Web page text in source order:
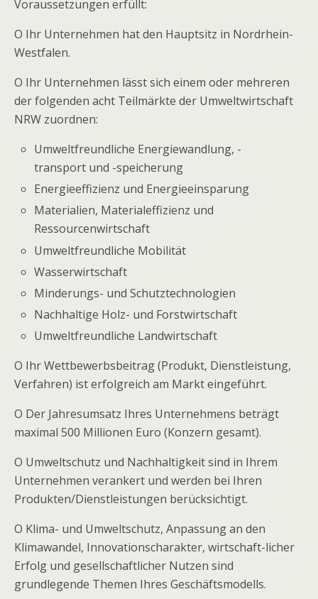
Voraussetzungen erfüllt:
O Ihr Unternehmen hat den Hauptsitz in Nordrhein-
Westfalen.
O Ihr Unternehmen lässt sich einem oder mehreren
der folgenden acht Teilmärkte der Umweltwirtschaft
NRW zuordnen:
Umweltfreundliche Energiewandlung, -
transport und -speicherung
Energieeffizienz und Energieeinsparung
Materialien, Materialeffizienz und
Ressourcenwirtschaft
Umweltfreundliche Mobilität
Wasserwirtschaft
Minderungs- und Schutztechnologien
Nachhaltige Holz- und Forstwirtschaft
Umweltfreundliche Landwirtschaft
O Ihr Wettbewerbsbeitrag (Produkt, Dienstleistung,
Verfahren) ist erfolgreich am Markt eingeführt.
O Der Jahresumsatz Ihres Unternehmens beträgt
maximal 500 Millionen Euro (Konzern gesamt).
O Umweltschutz und Nachhaltigkeit sind in Ihrem
Unternehmen verankert und werden bei Ihren
Produkten/Dienstleistungen berücksichtigt.
O Klima- und Umweltschutz, Anpassung an den
Klimawandel, Innovationscharakter, wirtschaft-licher
Erfolg und gesellschaftlicher Nutzen sind
grundlegende Themen Ihres Geschäftsmodells.